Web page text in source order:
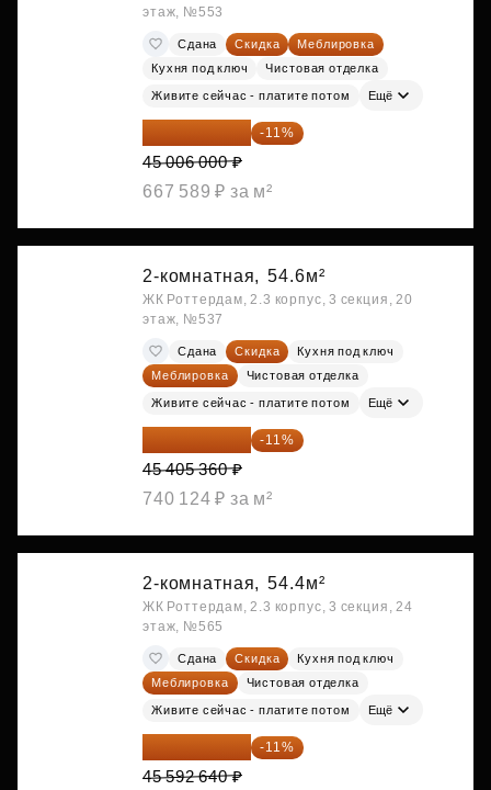
этаж, №553
Сдана Скидка
Меблировка
Кухня под ключ
Чистовая отделка
Живите сейчас - платите потом Ещё
40 055 340 ₽ -11%
45 006 000 ₽
667 589 ₽ за м²
2-комнатная, 54.6м²
ЖК Роттердам, 2.3 корпус, 3 секция, 20
этаж, №537
Сдана Скидка
Кухня под ключ
Меблировка
Чистовая отделка
Живите сейчас - платите потом Ещё
40 410 770 ₽ -11%
45 405 360 ₽
740 124 ₽ за м²
2-комнатная, 54.4м²
ЖК Роттердам, 2.3 корпус, 3 секция, 24
этаж, №565
Сдана Скидка
Кухня под ключ
Меблировка
Чистовая отделка
Живите сейчас - платите потом Ещё
40 577 450 ₽ -11%
45 592 640 ₽